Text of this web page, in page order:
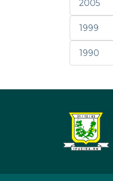
2005
1999
1990